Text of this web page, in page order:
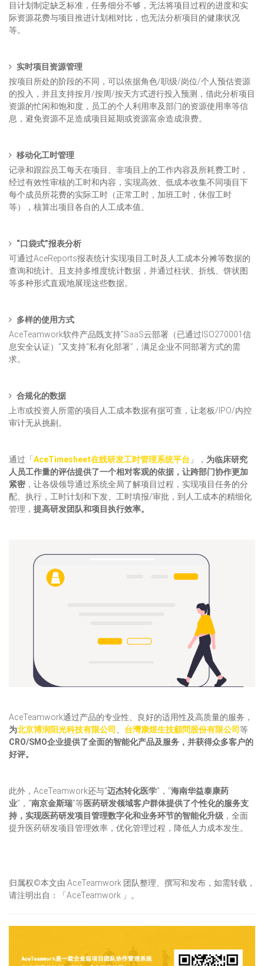
目计划制定缺乏标准，任务细分不够，无法将项目过程的进度和实
际资源花费与项目推进计划相对比，也无法分析项目的健康状况
等。
实时项目资源管理
按项目所处的阶段的不同，可以依据角色/职级/岗位/个人预估资源
的投入，并且支持按月/按周/按天方式进行投入预测，借此分析项目
资源的忙闲和饱和度，员工的个人利用率及部门的资源使用率等信
息，避免资源不足造成项目延期或资源富余造成浪费。
移动化工时管理
记录和跟踪员工每天在项目、非项目上的工作内容及所耗费工时，
经过有效性审核的工时和内容，实现高效、低成本收集不同项目下
每个成员所花费的实际工时（正常工时，加班工时，休假工时
等），核算出项目各自的人工成本值。
“口袋式”报表分析
可通过AceReports报表统计实现项目工时及人工成本分摊等数据的
查询和统计。且支持多维度统计数据，并通过柱状、折线、饼状图
等多种形式直观地展现这些数据。
多样的使用方式
AceTeamwork软件产品既支持“SaaS云部署（已通过ISO270001信
息安全认证）”又支持“私有化部署”，满足企业不同部署方式的需
求。
合规化的数据
上市或投资人所需的项目人工成本数据有据可查，让老板/IPO/内控
审计无从挑剔。
通过「 AceTimesheet在线研发工时管理系统平台 」， 为临床研究
人员工作量的评估提供了一个相对客观的依据，让跨部门协作更加
紧密 ，让各级领导通过系统全局了解项目过程，实现项目任务的分
配、执行，工时计划和下发、工时填报/审批，到人工成本的精细化
管理， 提高研发团队和项目执行效率。
AceTeamwork通过产品的专业性、良好的适用性及高质量的服务，
为北京博润阳光科技有限公司 台灣康煜生技顧問股份有限公司等
CRO/SMO企业提供了全面的智能化产品及服务，并获得众多客户的
好评。
此外，AceTeamwork还与“迈杰转化医学”，“海南华益泰康药
业”，“南京金斯瑞”等医药研发领域客户群体提供了个性化的服务支
持，实现医药研发项目管理数字化和业务环节的智能化升级 ，全面
提升医药研发项目管理效率，优化管理过程，降低人力成本发生。
归属权©本文由 AceTeamwork 团队整理、撰写和发布，如需转载，
请注明出自：「AceTeamwork 」。